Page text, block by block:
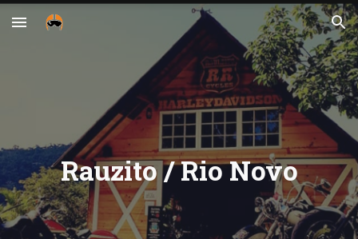
Skip to main content Skip to navigation
Rauzito / Rio Novo